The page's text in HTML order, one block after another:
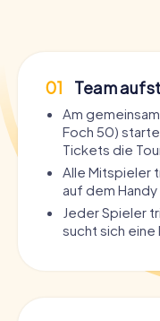
01 Team
Am
Foch 50)
Tickets die
Alle Mitspieler
auf dem
Jeder Spieler
sucht sich eine